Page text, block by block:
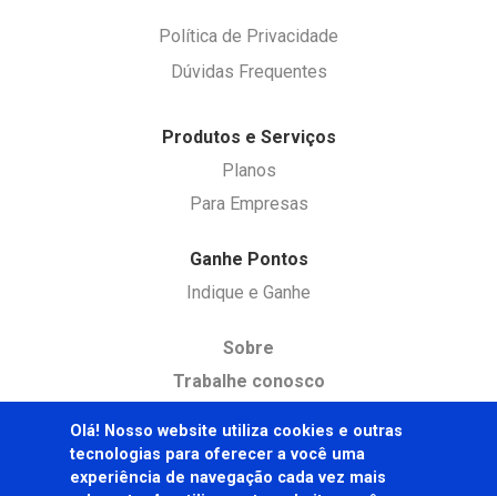
Política de Privacidade
Dúvidas Frequentes
Produtos e Serviços
Planos
Para Empresas
Ganhe Pontos
Indique e Ganhe
Sobre
Trabalhe conosco
Olá! Nosso website utiliza cookies e outras
tecnologias para oferecer a você uma
experiência de navegação cada vez mais